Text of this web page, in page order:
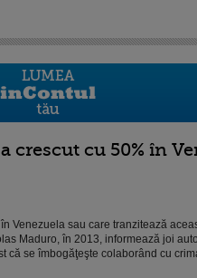
crescut cu 50% în
Venezuela sau care tranzitează
Maduro, în 2013, informează joi
că se îmbogăţeşte colaborând cu